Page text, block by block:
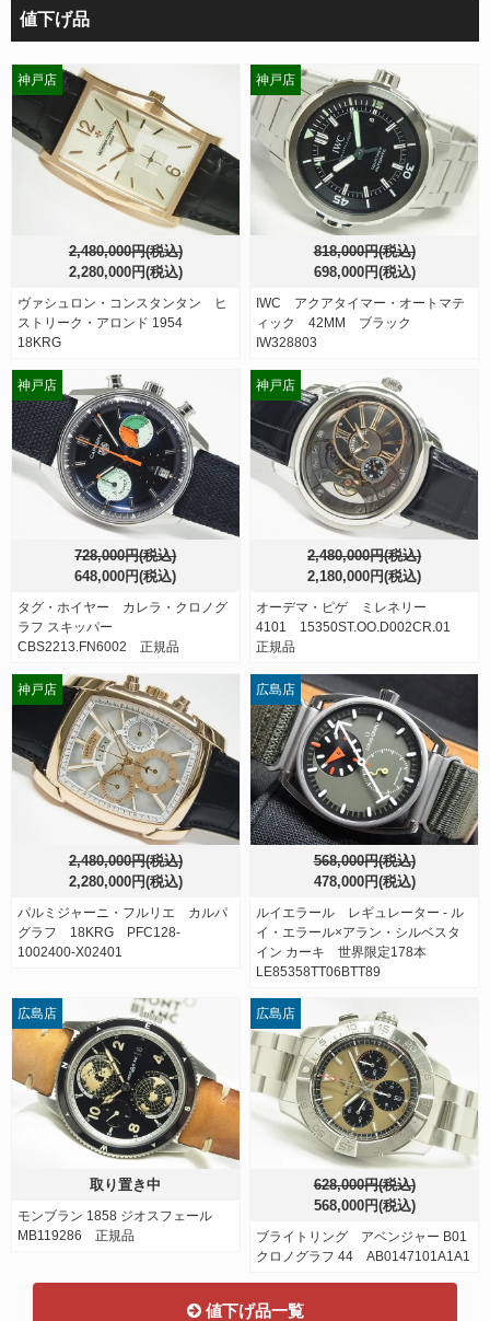
値下げ品
2,480,000円(税込)
2,280,000円(税込)
ヴァシュロン・コンスタンタン ヒ
ストリーク・アロンド 1954
18KRG
神戸店
818,000円(税込)
698,000円(税込)
IWC アクアタイマー・オートマテ
ィック 42MM ブラック
IW328803
神戸店
728,000円(税込)
648,000円(税込)
タグ・ホイヤー カレラ・クロノグ
ラフ スキッパー
CBS2213.FN6002 正規品
神戸店
2,480,000円(税込)
2,180,000円(税込)
オーデマ・ピゲ ミレネリー
4101 15350ST.OO.D002CR.01
正規品
神戸店
2,480,000円(税込)
2,280,000円(税込)
パルミジャーニ・フルリエ カルパ
グラフ 18KRG PFC128-
1002400-X02401
神戸店
568,000円(税込)
478,000円(税込)
ルイエラール レギュレーター - ル
イ・エラール×アラン・シルベスタ
イン カーキ 世界限定178本
LE85358TT06BTT89
広島店
取り置き中
モンブラン 1858 ジオスフェール
MB119286 正規品
広島店
628,000円(税込)
568,000円(税込)
ブライトリング アベンジャー B01
クロノグラフ 44 AB0147101A1A1
広島店
値下げ品一覧